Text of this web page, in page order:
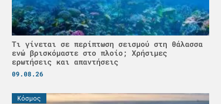
Τι γίνεται σε περίπτωση σεισμού στη θάλασσα
ενώ βρισκόμαστε στο πλοίο; Χρήσιμες
ερωτήσεις και απαντήσεις
09.08.26
Κόσμος